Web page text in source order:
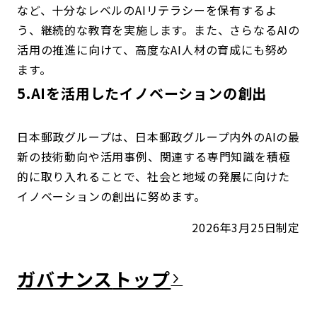
など、十分なレベルのAIリテラシーを保有するよ
う、継続的な教育を実施します。また、さらなるAIの
活用の推進に向けて、高度なAI人材の育成にも努め
ます。
5.AIを活用したイノベーションの創出
日本郵政グループは、日本郵政グループ内外のAIの最
新の技術動向や活用事例、関連する専門知識を積極
的に取り入れることで、社会と地域の発展に向けた
イノベーションの創出に努めます。
2026年3月25日制定
ガバナンス